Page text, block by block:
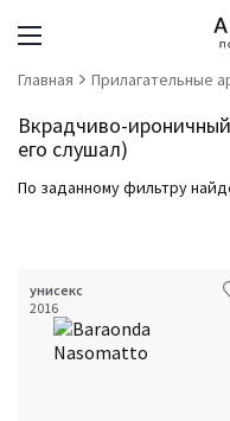
Главная Прилагательные
Вкрадчиво-
его слушал)
По заданному фильтру
унисекс
2016